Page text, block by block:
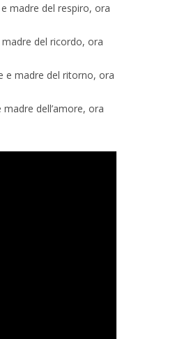
madre del respiro, ora
del ricordo, ora
e madre del ritorno, ora
dell’amore, ora